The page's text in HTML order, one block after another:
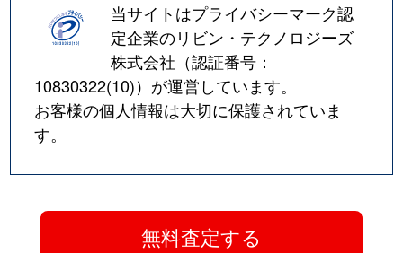
当サイトはプライバシーマーク認
定企業のリビン・テクノロジーズ
株式会社（認証番号：
10830322(10)）が運営しています。
お客様の個人情報は大切に保護されていま
す。